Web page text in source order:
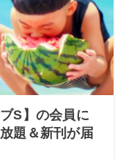
S】の会員に
題＆新刊が届